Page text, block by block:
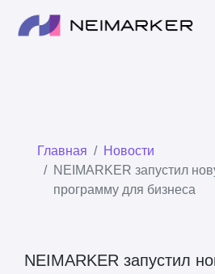
НОВОСТИ
ПАРТНЕРСКАЯ ПРОГРАММА
О КОМПАНИИ
Главная
Новости
NEIMARKER запустил
программу для бизнеса
NEIMARKER запустил